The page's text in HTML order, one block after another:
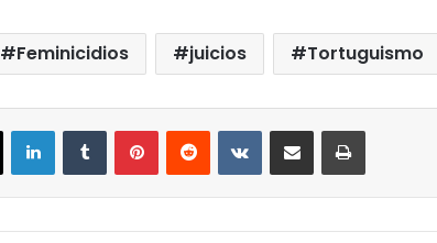
Feminicidios juicios Tortuguismo
LinkedInTumblrPinterestReddit VKontakteCompartir por correo electrónicoImprimir